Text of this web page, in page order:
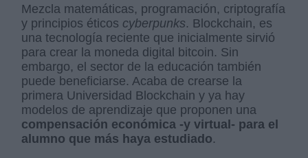
Mezcla matemáticas, programación, criptografía
y principios éticos cyberpunks. Blockchain, es
una tecnología reciente que inicialmente sirvió
para crear la moneda digital bitcoin. Sin
embargo, el sector de la educación también
puede beneficiarse. Acaba de crearse la
primera Universidad Blockchain y ya hay
modelos de aprendizaje que proponen una
compensación económica -y virtual- para el
alumno que más haya estudiado.